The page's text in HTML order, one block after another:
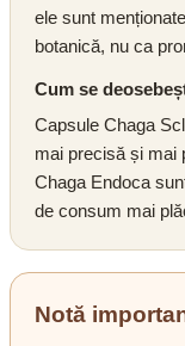
ele sunt
botanică, nu ca
Cum se
Capsule Chaga
mai precisă și mai
Chaga Endoca
de consum mai
Notă